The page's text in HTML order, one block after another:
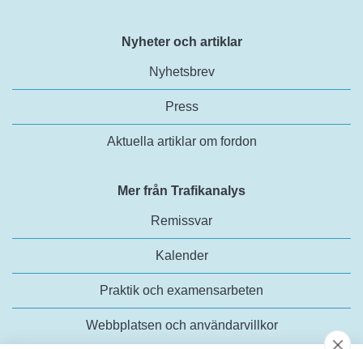
Nyheter och artiklar
Nyhetsbrev
Press
Aktuella artiklar om fordon
Mer från Trafikanalys
Remissvar
Kalender
Praktik och examensarbeten
Webbplatsen och användarvillkor